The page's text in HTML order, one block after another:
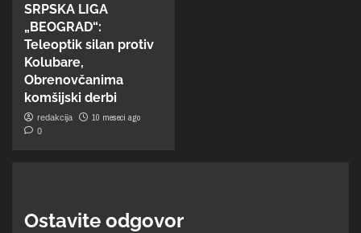
SRPSKA LIGA
„BEOGRAD“:
Teleoptik silan protiv
Kolubare,
Obrenovčanima
komšijski derbi
redakcija 10 meseci ago
0
Ostavite odgovor